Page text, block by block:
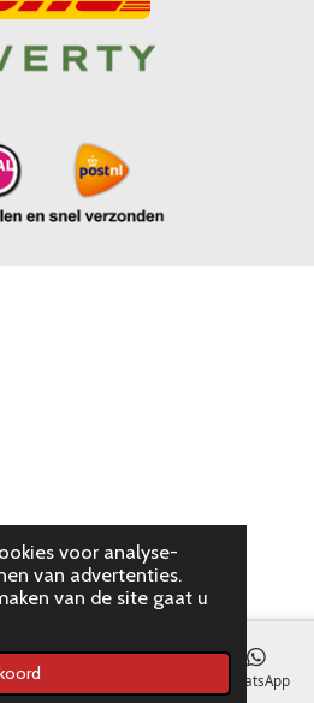
voor analyse-
van advertenties.
van de site gaat u
WhatsApp